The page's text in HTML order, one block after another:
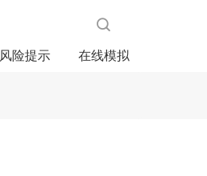
风险提示 在线模拟